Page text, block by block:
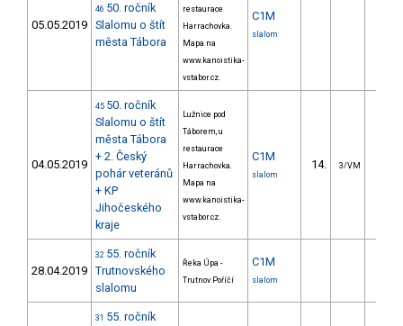
05.05.2019
46 50. ročník
Slalomu o štít
města Tábora
restaurace
Harrachovka.
Mapa na
www.kanoistika-
vstabor.cz.
C1M
slalom
04.05.2019
45 50. ročník
Slalomu o štít
města Tábora
+ 2. Český
pohár veteránů
+ KP
Jihočeského
kraje
Lužnice pod
Táborem, u
restaurace
Harrachovka.
Mapa na
www.kanoistika-
vstabor.cz.
C1M
slalom
14. 3/VM
28.04.2019
32 55. ročník
Trutnovského
slalomu
Řeka Úpa -
Trutnov Poříčí
C1M
slalom
31 55. ročník